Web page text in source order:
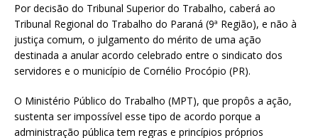
Por decisão do Tribunal Superior do Trabalho, caberá ao
Tribunal Regional do Trabalho do Paraná (9ª Região), e não à
justiça comum, o julgamento do mérito de uma ação
destinada a anular acordo celebrado entre o sindicato dos
servidores e o município de Cornélio Procópio (PR).
O Ministério Público do Trabalho (MPT), que propôs a ação,
sustenta ser impossível esse tipo de acordo porque a
administração pública tem regras e princípios próprios